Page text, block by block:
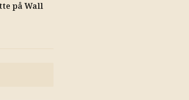
på Wall